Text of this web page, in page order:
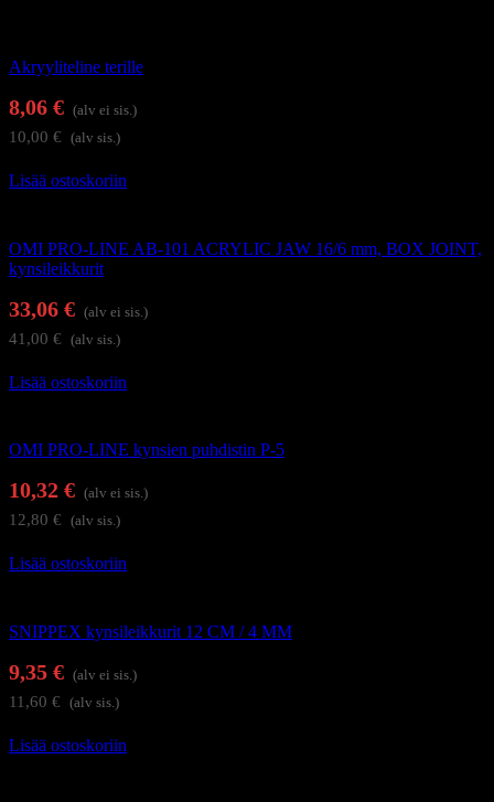
Akryyliteline terille
8,06 € (alv ei sis.)
10,00 € (alv sis.)
Lisää ostoskoriin
OMI PRO-LINE AB-101 ACRYLIC JAW 16/6 mm, BOX JOINT,
kynsileikkurit
33,06 € (alv ei sis.)
41,00 € (alv sis.)
Lisää ostoskoriin
OMI PRO-LINE kynsien puhdistin P-5
10,32 € (alv ei sis.)
12,80 € (alv sis.)
Lisää ostoskoriin
SNIPPEX kynsileikkurit 12 CM / 4 MM
9,35 € (alv ei sis.)
11,60 € (alv sis.)
Lisää ostoskoriin